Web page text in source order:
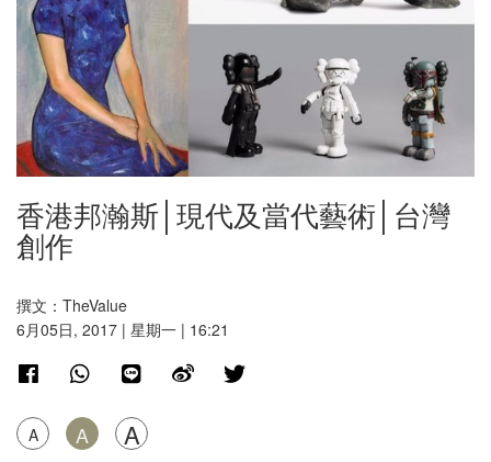
香港邦瀚斯│現代及當代藝術│台灣
創作
撰文：TheValue
6月05日, 2017 | 星期一 | 16:21
A A A